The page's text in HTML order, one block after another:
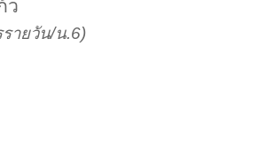
ว
ายวัน/น.6)